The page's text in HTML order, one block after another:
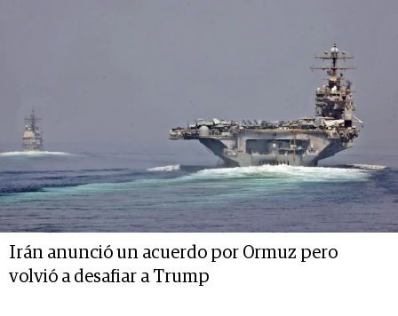
Irán anunció un acuerdo por Ormuz pero
volvió a desafiar a Trump